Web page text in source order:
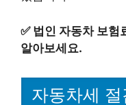
✅ 법인 자동차 보험
알아보세요.
자동차세 절